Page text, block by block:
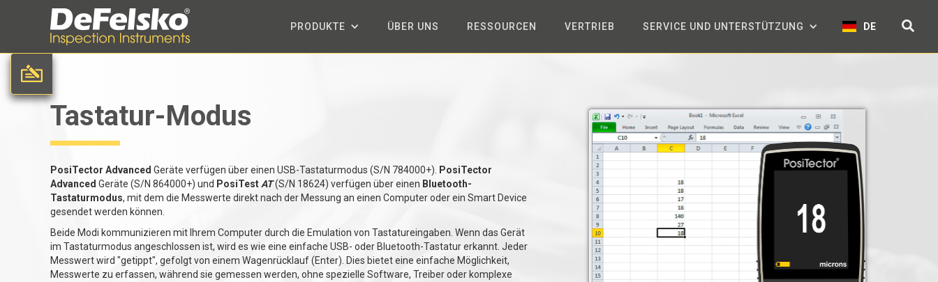
PRODUKTE ÜBER UNS RESSOURCEN VERTRIEB SERVICE UND UNTERSTÜTZUNG DE
Tastatur-Modus
PosiTector Advanced Geräte verfügen über einen USB-Tastaturmodus (S/N 784000+).
PosiTector
Advanced Geräte (S/N 864000+) und PosiTest AT(S/N 18624) verfügen über einen Bluetooth-
Tastaturmodus, mit dem die Messwerte direkt nach der Messung an einen Computer oder ein Smart Device
gesendet werden können.
Beide Modi kommunizieren mit Ihrem Computer durch die Emulation von Tastatureingaben. Wenn das Gerät
im Tastaturmodus angeschlossen ist, wird es wie eine einfache USB- oder Bluetooth-Tastatur erkannt. Jeder
Messwert wird "getippt", gefolgt von einem Wagenrücklauf (Enter). Dies bietet eine einfache Möglichkeit,
Messwerte zu erfassen, während sie gemessen werden, ohne spezielle Software, Treiber oder komplexe